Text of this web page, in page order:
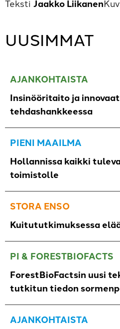
Jaakko Liikanen
UUSIMMAT
AJANKOHTAISTA
Insinööritaito ja
tehdashankkeessa
PIENI MAAILMA
Hollannissa kaikki
toimistolle
STORA ENSO
Kuitututkimuksessa
PI & FORESTBIOFACTS
ForestBioFactsin uusi
tutkitun tiedon
AJANKOHTAISTA